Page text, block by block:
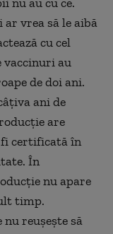
vrea să le aibă
cu cel
vaccinuri au
de doi ani.
ani de
are
fi certificată în
În
nu apare
timp.
reuşeşte să